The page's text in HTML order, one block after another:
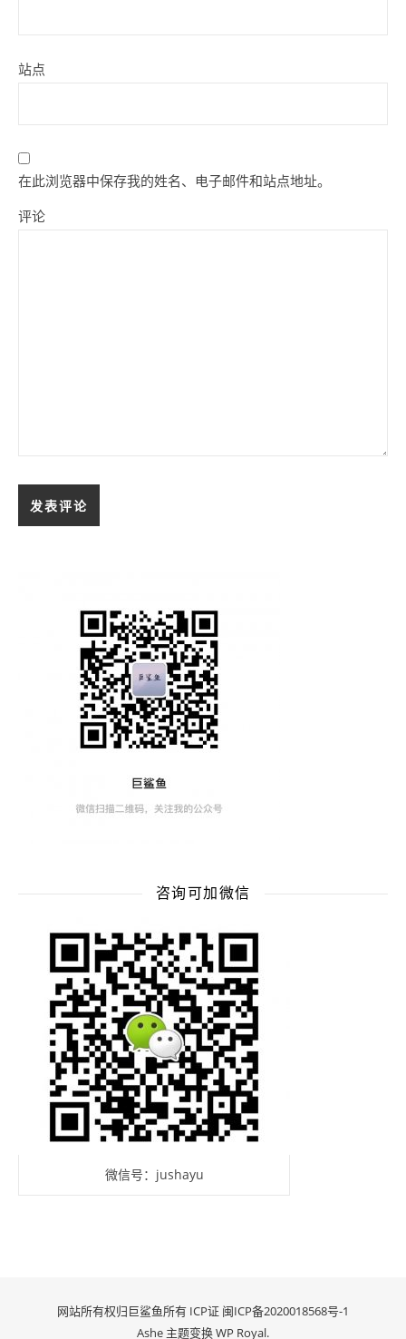
站点
在此浏览器中保存我的姓名、电子邮件和站点地址。
评论
咨询可加微信
微信号：jushayu
网站所有权归巨鲨鱼所有 ICP证 闽ICP备2020018568号-1
Ashe 主题变换WP Royal.